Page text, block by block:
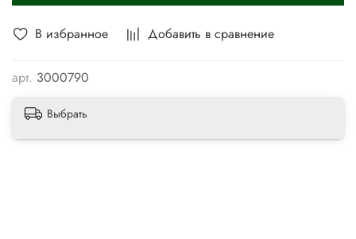
В избранное Добавить в сравнение
арт. 3000790
Выбрать